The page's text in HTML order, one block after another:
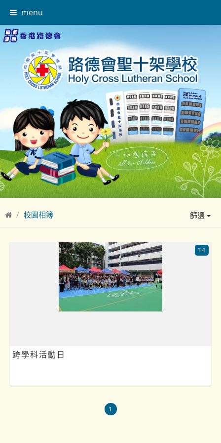
menu
校園相簿 篩選
跨學科活動日
14
1